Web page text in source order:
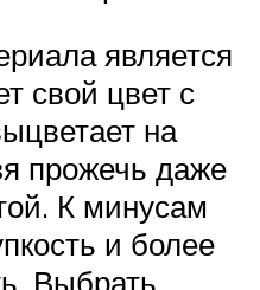
является
свой цвет с
на
прожечь даже
К минусам
и более
Выбрать